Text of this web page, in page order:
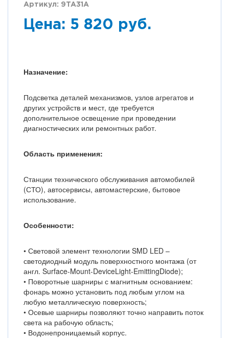
Артикул: 9TA31A
Цена: 5 820 руб.
Назначение:
Подсветка деталей механизмов, узлов агрегатов и
других устройств и мест, где требуется
дополнительное освещение при проведении
диагностических или ремонтных работ.
Область применения:
Станции технического обслуживания автомобилей
(СТО), автосервисы, автомастерские, бытовое
использование.
Особенности:
• Световой элемент технологии SMD LED –
светодиодный модуль поверхностного монтажа (от
англ. Surface-Mount-DeviceLight-EmittingDiode);
• Поворотные шарниры с магнитным основанием:
фонарь можно установить под любым углом на
любую металлическую поверхность;
• Осевые шарниры позволяют точно направить поток
света на рабочую область;
• Водонепроницаемый корпус.